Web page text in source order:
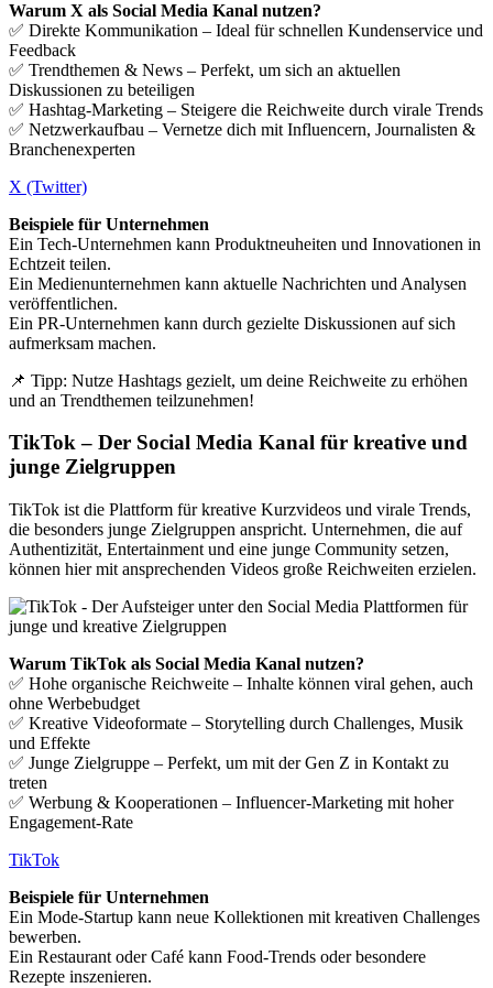
Warum X als Social Media Kanal nutzen?
✅ Direkte Kommunikation – Ideal für schnellen Kundenservice und
Feedback
✅ Trendthemen & News – Perfekt, um sich an aktuellen
Diskussionen zu beteiligen
✅ Hashtag-Marketing – Steigere die Reichweite durch virale Trends
✅ Netzwerkaufbau – Vernetze dich mit Influencern, Journalisten &
Branchenexperten
X (Twitter)
Beispiele für Unternehmen
Ein Tech-Unternehmen kann Produktneuheiten und Innovationen in
Echtzeit teilen.
Ein Medienunternehmen kann aktuelle Nachrichten und Analysen
veröffentlichen.
Ein PR-Unternehmen kann durch gezielte Diskussionen auf sich
aufmerksam machen.
📌 Tipp: Nutze Hashtags gezielt, um deine Reichweite zu erhöhen
und an Trendthemen teilzunehmen!
TikTok – Der Social Media Kanal für kreative und
junge Zielgruppen
TikTok ist die Plattform für kreative Kurzvideos und virale Trends,
die besonders junge Zielgruppen anspricht. Unternehmen, die auf
Authentizität, Entertainment und eine junge Community setzen,
können hier mit ansprechenden Videos große Reichweiten erzielen.
Warum TikTok als Social Media Kanal nutzen?
✅ Hohe organische Reichweite – Inhalte können viral gehen, auch
ohne Werbebudget
✅ Kreative Videoformate – Storytelling durch Challenges, Musik
und Effekte
✅ Junge Zielgruppe – Perfekt, um mit der Gen Z in Kontakt zu
treten
✅ Werbung & Kooperationen – Influencer-Marketing mit hoher
Engagement-Rate
TikTok
Beispiele für Unternehmen
Ein Mode-Startup kann neue Kollektionen mit kreativen Challenges
bewerben.
Ein Restaurant oder Café kann Food-Trends oder besondere
Rezepte inszenieren.